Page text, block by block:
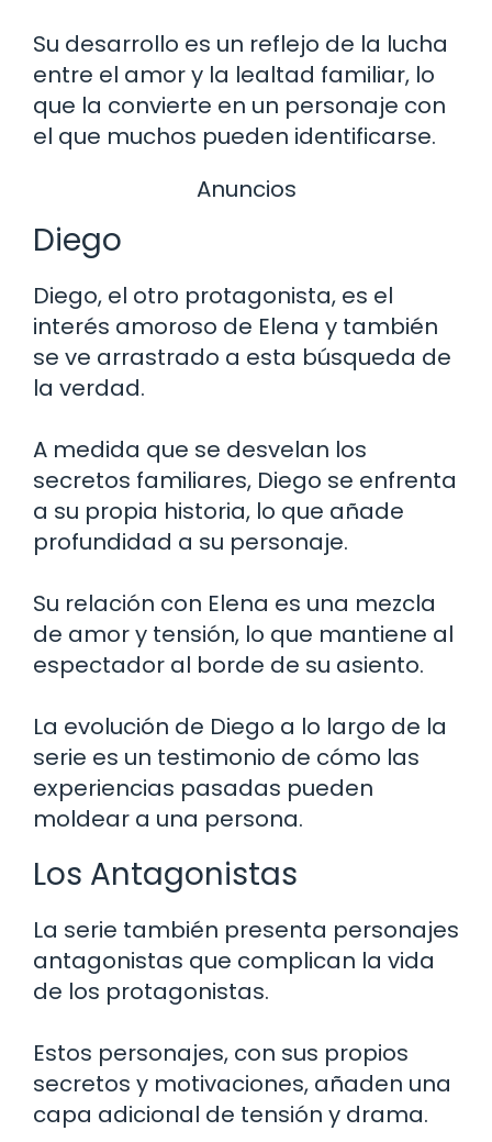
Su desarrollo es un reflejo de la lucha
entre el amor y la lealtad familiar, lo
que la convierte en un personaje con
el que muchos pueden identificarse.
Anuncios
Diego
Diego, el otro protagonista, es el
interés amoroso de Elena y también
se ve arrastrado a esta búsqueda de
la verdad.
A medida que se desvelan los
secretos familiares, Diego se enfrenta
a su propia historia, lo que añade
profundidad a su personaje.
Su relación con Elena es una mezcla
de amor y tensión, lo que mantiene al
espectador al borde de su asiento.
La evolución de Diego a lo largo de la
serie es un testimonio de cómo las
experiencias pasadas pueden
moldear a una persona.
Los Antagonistas
La serie también presenta personajes
antagonistas que complican la vida
de los protagonistas.
Estos personajes, con sus propios
secretos y motivaciones, añaden una
capa adicional de tensión y drama.